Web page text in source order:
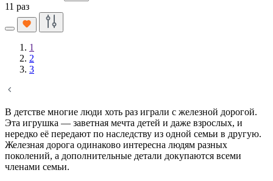
11 раз
1
2
3
В детстве многие люди хоть раз играли с железной дорогой.
Эта игрушка — заветная мечта детей и даже взрослых, и
нередко её передают по наследству из одной семьи в другую.
Железная дорога одинаково интересна людям разных
поколений, а дополнительные детали докупаются всеми
членами семьи.